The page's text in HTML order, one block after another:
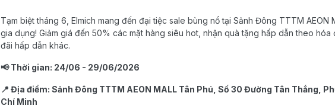
Tạm biệt tháng 6, Elmich mang đến đại tiệc sale bùng nổ tại Sảnh Đông TTTM AEON
gia dụng! Giảm giá đến 50% các mặt hàng siêu hot, nhận quà tặng hấp dẫn theo
đãi hấp dẫn khác.
📢 Thời gian: 24/06 - 29/06/2026
📍 Địa điểm: Sảnh Đông TTTM AEON MALL Tân Phú, Số 30 Đường Tân Thắng,
Chí Minh